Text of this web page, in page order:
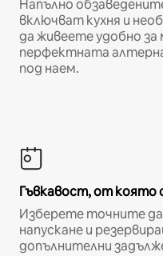
Напълно
включват кухня и
да живеете удобно за
перфектната
под наем.
Гъвкавост, от която
Изберете точните
напускане и
допълнителни